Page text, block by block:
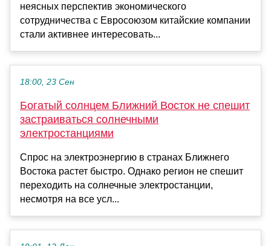
неясных перспектив экономического
сотрудничества с Евросоюзом китайские компании
стали активнее интересовать...
18:00, 23 Сен
Богатый солнцем Ближний Восток не спешит
застраиваться солнечными
электростанциями
Спрос на электроэнергию в странах Ближнего
Востока растет быстро. Однако регион не спешит
переходить на солнечные электростанции,
несмотря на все усл...